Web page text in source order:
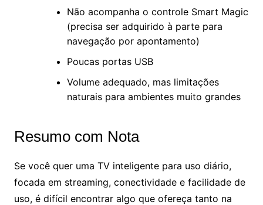
Não acompanha o controle Smart Magic
(precisa ser adquirido à parte para
navegação por apontamento)
Poucas portas USB
Volume adequado, mas limitações
naturais para ambientes muito grandes
Resumo com Nota
Se você quer uma TV inteligente para uso diário,
focada em streaming, conectividade e facilidade de
uso, é difícil encontrar algo que ofereça tanto na